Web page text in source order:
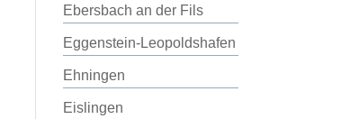
Ebersbach an der Fils
Eggenstein-Leopoldshafen
Ehningen
Eislingen